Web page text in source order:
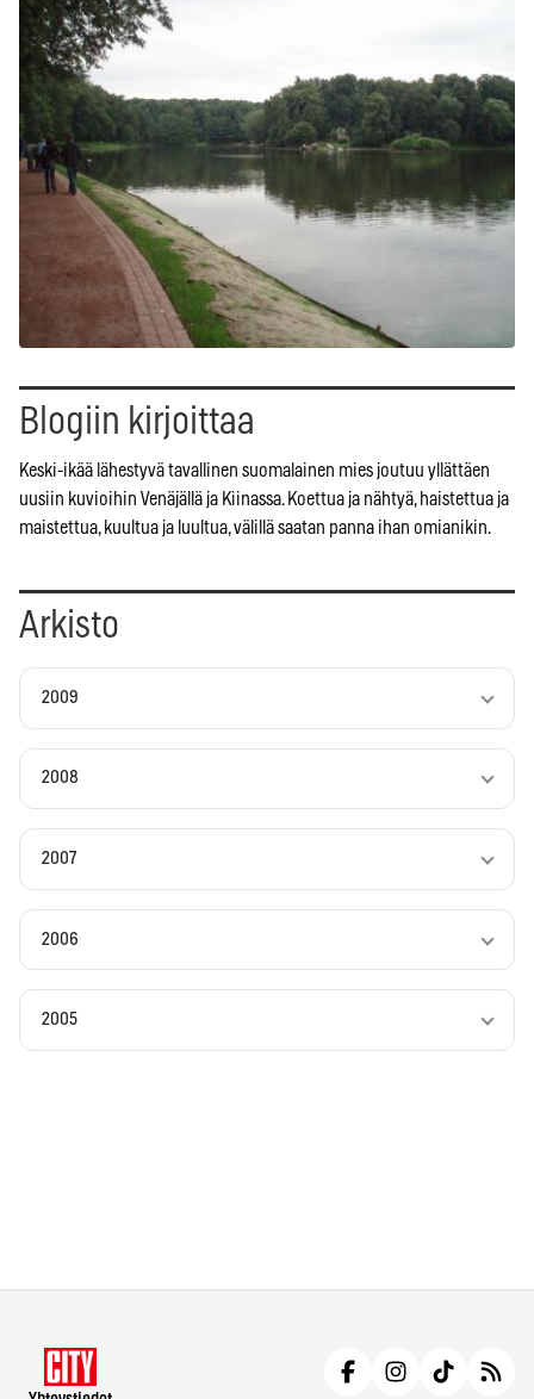
Blogiin kirjoittaa
Keski-ikää lähestyvä tavallinen suomalainen mies joutuu yllättäen
uusiin kuvioihin Venäjällä ja Kiinassa. Koettua ja nähtyä, haistettua ja
maistettua, kuultua ja luultua, välillä saatan panna ihan omianikin.
Arkisto
2009
2008
2007
2006
2005